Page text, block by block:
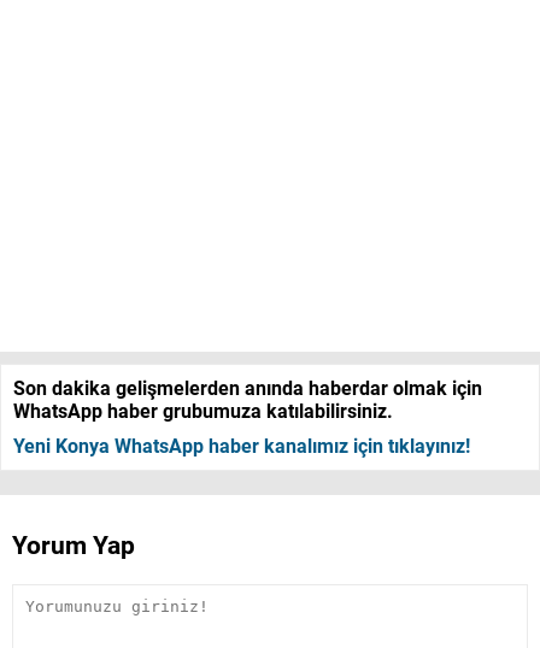
Son dakika gelişmelerden anında haberdar olmak için
WhatsApp haber grubumuza katılabilirsiniz.
Yeni Konya WhatsApp haber kanalımız için tıklayınız!
Yorum Yap